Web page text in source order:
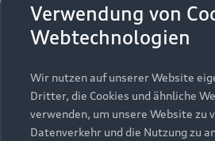
Modelle
Alle Modelle
Modelle vergleichen
Kaufen & leasen
Neuwagensuche
Service & Zubehör
Verwendung von
Webtechnologien
Wir nutzen auf unserer Website
Dritter, die Cookies und ähnliche
verwenden, um unsere Website zu
Datenverkehr und die Nutzung zu